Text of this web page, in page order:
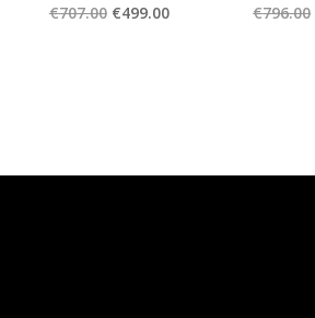
€707.00 Oorspronkelijke
€499.00Huidige
€796.00